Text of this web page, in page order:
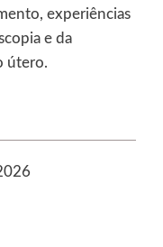
experiências
e da
útero.